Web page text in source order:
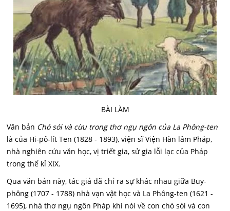
BÀI LÀM
Văn bản Chó sói và cừu trong thơ ngụ ngôn của La Phông-ten
là của Hi-pô-lít Ten (1828 - 1893), viện sĩ Viện Hàn lâm Pháp,
nhà nghiên cứu văn học, vị triết gia, sử gia lỗi lạc của Pháp
trong thế kỉ XIX.
Qua văn bản này, tác giả đã chỉ ra sự khác nhau giữa Buy-
phông (1707 - 1788) nhà vạn vật học và La Phông-ten (1621 -
1695), nhà thơ ngụ ngôn Pháp khi nói về con chó sói và con